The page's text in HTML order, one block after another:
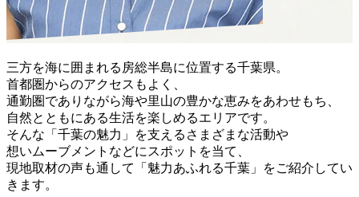
三方を海に囲まれる房総半島に位置する千葉県。
首都圏からのアクセスもよく、
通勤圏でありながら海や里山の豊かな恵みをあわせもち、
自然とともにある生活を楽しめるエリアです。
そんな「千葉の魅力」を支えるさまざまな活動や
想いムーブメントなどにスポットを当て、
現地取材の声も通して「魅力あふれる千葉」をご紹介してい
きます。